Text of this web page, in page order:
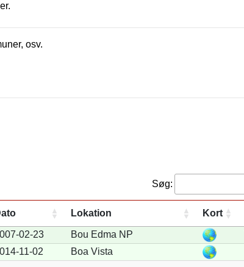
osv.
Søg:
Lokation Kort
02-23 Bou Edma NP
11-02 Boa Vista